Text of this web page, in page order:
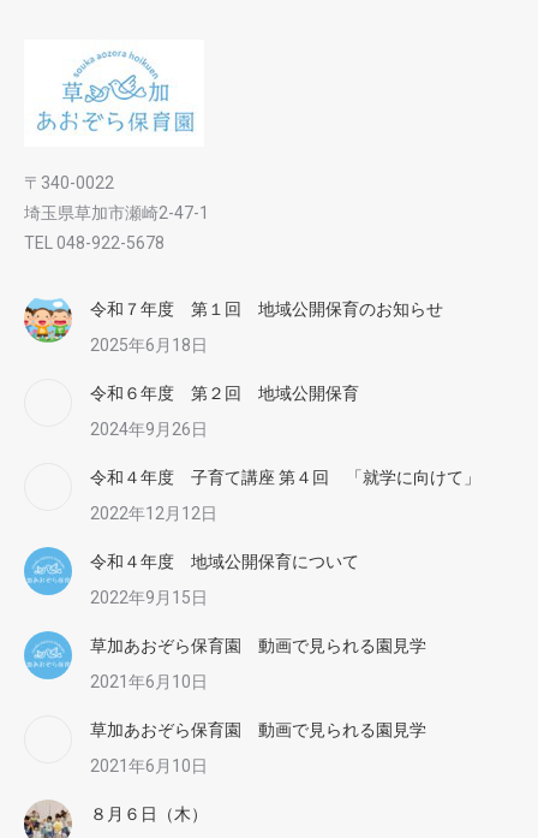
〒340-0022
埼玉県草加市瀬崎2-47-1
TEL 048-922-5678
令和７年度 第１回 地域公開保育のお知らせ
2025年6月18日
令和６年度 第２回 地域公開保育
2024年9月26日
令和４年度 子育て講座 第４回 「就学に向けて」
2022年12月12日
令和４年度 地域公開保育について
2022年9月15日
草加あおぞら保育園 動画で見られる園見学
2021年6月10日
草加あおぞら保育園 動画で見られる園見学
2021年6月10日
８月６日（木）